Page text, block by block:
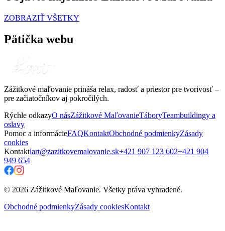
ZOBRAZIŤ VŠETKY
Pätička webu
Zážitkové maľovanie prináša relax, radosť a priestor pre tvorivosť –
pre začiatočníkov aj pokročilých.
Rýchle odkazyO násZážitkové MaľovanieTáboryTeambuildingy a
oslavy
Pomoc a informácieFAQKontaktObchodné podmienkyZásady
cookies
Kontaktlart@zazitkovemalovanie.sk+421 907 123 602+421 904
949 654
© 2026 Zážitkové Maľovanie. Všetky práva vyhradené.
Obchodné podmienkyZásady cookiesKontakt